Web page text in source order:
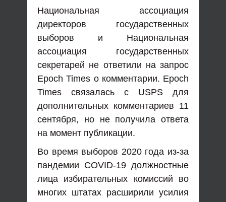
Национальная ассоциация
директоров государственных
выборов и Национальная
ассоциация государственных
секретарей не ответили на запрос
Epoch Times о комментарии. Epoch
Times связалась с USPS для
дополнительных комментариев 11
сентября, но не получила ответа
на момент публикации.
Во время выборов 2020 года из-за
пандемии COVID-19 должностные
лица избирательных комиссий во
многих штатах расширили усилия